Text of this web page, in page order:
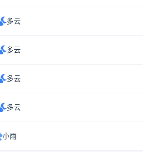
多云
多云
多云
多云
小雨